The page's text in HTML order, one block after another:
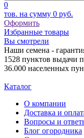
0
тов. на сумму 0 руб.
Оформить
Избранные товары
Вы смотрели
Наши семена -
1528 пунктов выдачи
36.000 населенных
Каталог
О компании
Доставка и
Вопросы и
Блог огородника